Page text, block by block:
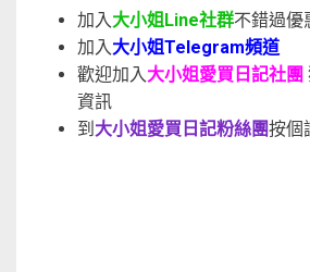
加入大小姐Line社群不錯過優
加入大小姐Telegram頻道
歡迎加入大小姐愛買日記社團
資訊
到 大小姐愛買日記粉絲團按個